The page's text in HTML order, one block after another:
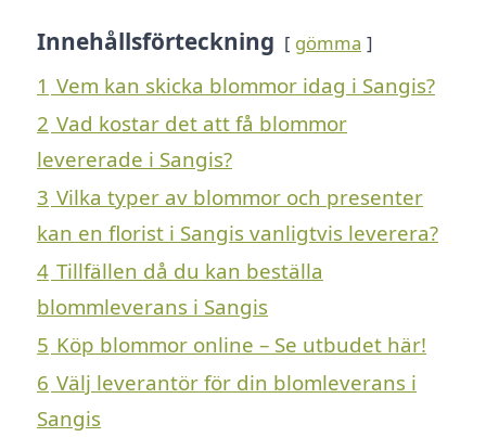
Innehållsförteckning gömma
1 Vem kan skicka blommor idag i Sangis?
2 Vad kostar det att få blommor
levererade i Sangis?
3 Vilka typer av blommor och presenter
kan en florist i Sangis vanligtvis leverera?
4 Tillfällen då du kan beställa
blommleverans i Sangis
5 Köp blommor online – Se utbudet här!
6 Välj leverantör för din blomleverans i
Sangis